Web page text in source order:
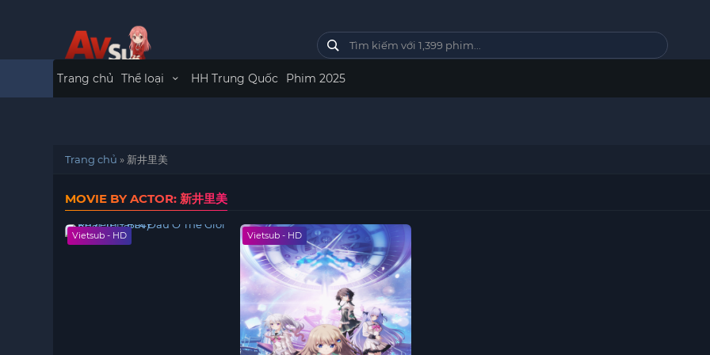
Trang chủ Thể loại HH Trung Quốc Phim 2025
Trang chủ » 新井里美
MOVIE BY ACTOR: 新井里美
Vietsub - HD Vietsub - HD